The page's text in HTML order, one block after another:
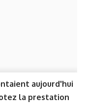
aujourd'hui
la prestation